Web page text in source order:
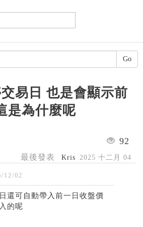
易日 也是會顯示前
是為什麼呢
92
最後發表 Kris 2025 十二月 04
12/02
還可自動帶入前一日收盤價
的呢
Go